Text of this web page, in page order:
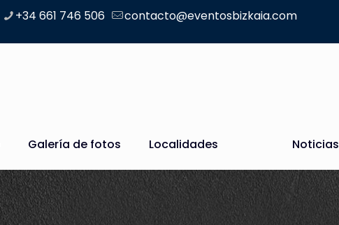
+34 661 746 506 contacto@eventosbizkaia.com
Galería de fotos Localidades Noticias